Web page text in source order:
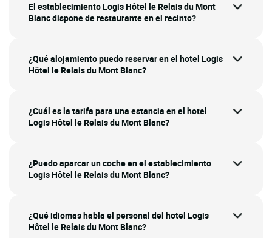
El establecimiento Logis Hôtel le Relais du Mont
Blanc dispone de restaurante en el recinto?
¿Qué alojamiento puedo reservar en el hotel Logis
Hôtel le Relais du Mont Blanc?
¿Cuál es la tarifa para una estancia en el hotel
Logis Hôtel le Relais du Mont Blanc?
¿Puedo aparcar un coche en el establecimiento
Logis Hôtel le Relais du Mont Blanc?
¿Qué idiomas habla el personal del hotel Logis
Hôtel le Relais du Mont Blanc?